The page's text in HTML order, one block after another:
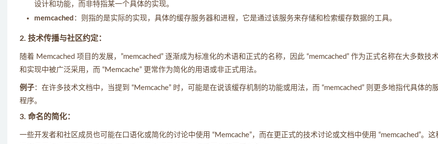
设计和功能，而非特指某一个具体的实现。
memcached ：则指的是实际的实现，具体的缓存服务器和进程，它是通过该服务来存储和检索缓存数据的工具。
2. 技术传播与社区约定：
随着 Memcached 项目的发展，”memcached” 逐渐成为标准化的术语和正式的名称，因此 “memcached” 作为正式名称在大多数技
和实现中被广泛采用，而 “Memcache” 更常作为简化的用语或非正式用法。
例子：在许多技术文档中，当提到 “Memcache” 时，可能是在说该缓存机制的功能或用法，而 “memcached” 则更多地指代具体的
程序。
3. 命名的简化：
一些开发者和社区成员也可能在口语化或简化的讨论中使用 “Memcache”，而在更正式的技术讨论或文档中使用 “memcached”。这